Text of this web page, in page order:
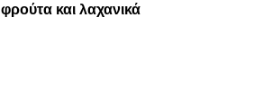
φρούτα και λαχανικά